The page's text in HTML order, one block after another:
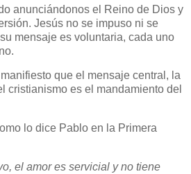
anunciándonos el Reino de Dios y
Jesús no se impuso ni se
mensaje es voluntaria, cada uno
que el mensaje central, la
cristianismo es el mandamiento del
lo dice Pablo en la Primera
el amor es servicial y no tiene